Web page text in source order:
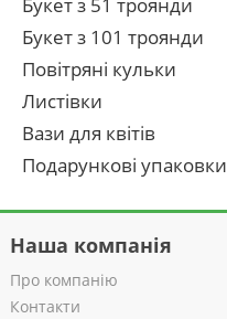
Букет з 101 троянди
Повітряні кульки
Листівки
Вази для квітів
Подарункові упаковки
Наша компанія
Про компанію
Контакти